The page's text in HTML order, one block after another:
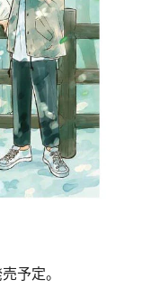
予定。